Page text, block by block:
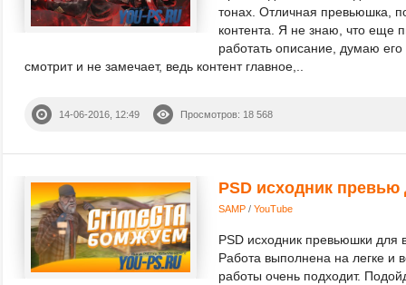
тонах. Отличная превьюшка,
контента. Я не знаю, что еще
работать описание, думаю
смотрит и не замечает, ведь контент главное,..
14-06-2016, 12:49 Просмотров: 18 568
PSD исходник превью
SAMP / YouTube
PSD исходник превьюшки для
Работа выполнена на легке и
работы очень подходит.